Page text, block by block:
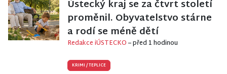
Ústecký kraj se za čtvrt století
proměnil. Obyvatelstvo stárne
a rodí se méně dětí
Redakce iÚSTECKO– před 1 hodinou
KRIMI /TEPLICE